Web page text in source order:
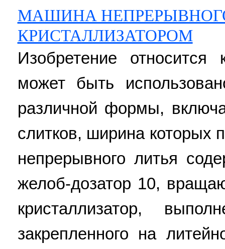
МАШИНА
КРИСТАЛЛИЗАТОРОМ
Изобретение
может быть
различной формы,
слитков, ширина
непрерывного литья
желоб-дозатор 10,
кристаллизатор,
закрепленного на